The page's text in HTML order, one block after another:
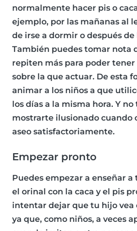
normalmente hacer pis o
ejemplo, por las mañanas al
de irse a dormir o después de
También puedes tomar nota
repiten más para poder
sobre la que actuar. De esta
animar a los niños a que
los días a la misma hora. Y
mostrarte ilusionado cuando
aseo satisfactoriamente.
Empezar pronto
Puedes empezar a enseñar a
el orinal con la caca y el pis
intentar dejar que tu hijo vea
ya que, como niños, a veces